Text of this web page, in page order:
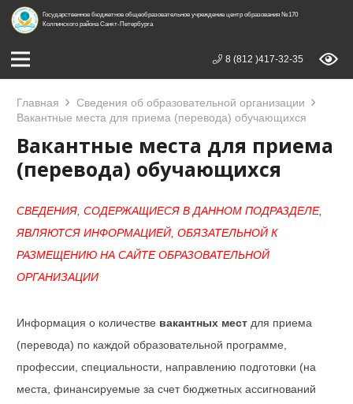
Государственное бюджетное общеобразовательное учреждение центр образования №170
Колпинского района Санкт-Петербурга
8 (812 )417-32-35
Главная
Сведения об образовательной организации
Вакантные места для приема (перевода) обучающихся
Вакантные места для приема
(перевода) обучающихся
СВЕДЕНИЯ, СОДЕРЖАЩИЕСЯ В ДАННОМ ПОДРАЗДЕЛЕ,
ЯВЛЯЮТСЯ ИНФОРМАЦИЕЙ, ОБЯЗАТЕЛЬНОЙ К
РАЗМЕЩЕНИЮ НА САЙТЕ ОБРАЗОВАТЕЛЬНОЙ
ОРГАНИЗАЦИИ
Информация о количестве вакантных мест для приема
(перевода) по каждой образовательной программе,
профессии, специальности, направлению подготовки (на
места, финансируемые за счет бюджетных ассигнований